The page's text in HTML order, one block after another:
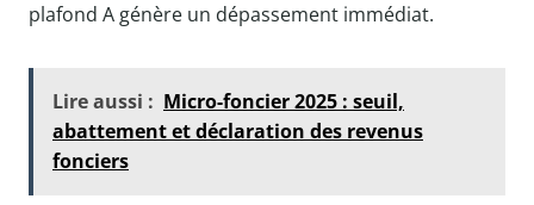
plafond A génère un dépassement immédiat.
Lire aussi : Micro-foncier 2025 : seuil,
abattement et déclaration des revenus
fonciers